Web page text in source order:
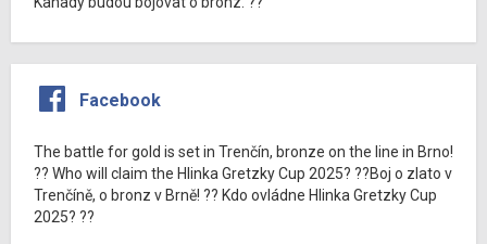
Facebook
The battle for gold is set in Trenčín, bronze on the line in Brno!
?? Who will claim the Hlinka Gretzky Cup 2025? ??Boj o zlato v
Trenčíně, o bronz v Brně! ?? Kdo ovládne Hlinka Gretzky Cup
2025? ??